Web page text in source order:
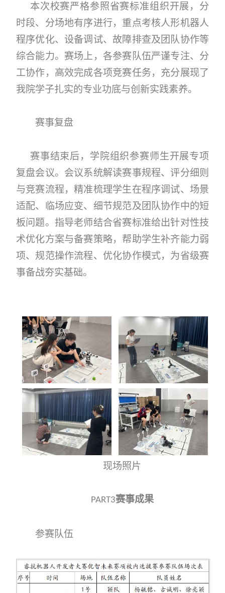
本次校赛严格参照省赛标准组织开展，分
时段、分场地有序进行，重点考核人形机器人
程序优化、设备调试、故障排查及团队协作等
综合能力。赛场上，各参赛队伍严谨专注、分
工协作，高效完成各项竞赛任务，充分展现了
我院学子扎实的专业功底与创新实践素养。
赛事复盘
赛事结束后，学院组织参赛师生开展专项
复盘会议。会议系统解读赛事规程、评分细则
与竞赛流程，精准梳理学生在程序调试、场景
适配、临场应变、细节规范及团队协作中的短
板问题。指导老师结合省赛标准给出针对性技
术优化方案与备赛策略，帮助学生补齐能力弱
项、规范操作流程、优化协作模式，为省级赛
事备战夯实基础。
现场照片
PART3赛事成果
参赛队伍